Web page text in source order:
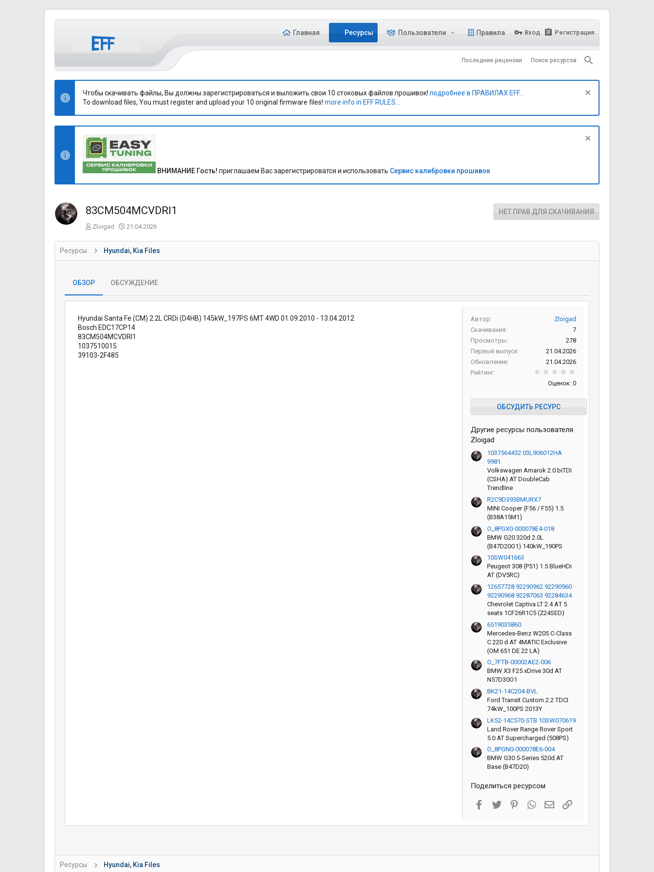
Главная Ресурсы Пользователи Правила Вход Регистрация
Последние рецензии Поиск ресурсов
Чтобы скачивать файлы, Вы должны зарегистрироваться и выложить свои 10 стоковых файлов прошивок! подробнее в ПРАВИЛАХ EFF...
To download files, You must register and upload your 10 original firmware files! more info in EFF RULES...
ВНИМАНИЕ Гость! приглашаем Вас зарегистрироватся и использовать Сервис калибровки прошивок
83CM504MCVDRI1 НЕТ ПРАВ ДЛЯ СКАЧИВАНИЯ
А
т
о
р
Zloigad
Д
т
а
с
з
д
а
я
21.04.2026
Ресурсы Hyundai, Kia Files
ОБЗОР ОБСУЖДЕНИЕ
Hyundai Santa Fe (CM) 2.2L CRDi (D4HB) 145kW_197PS 6MT 4WD 01.09.2010 - 13.04.2012
Bosch EDC17CP14
83CM504MCVDRI1
1037510015
39103-2F485
Автор
Zloigad
Скачивания
7
Просмотры
278
Первый выпуск
21.04.2026
Обновление
21.04.2026
Рейтинг
Оценок: 0
ОБСУДИТЬ РЕСУРС
Другие ресурсы пользователя
Zloigad
1037564432 03L906012HA
9981
Volkswagen Amarok 2.0 biTDI
(CSHA) AT DoubleCab
Trendline
R2C9D393BMURX7
MINI Cooper (F56 / F55) 1.5
(B38A15M1)
O_8PGX0-000078E4-018
BMW G20 320d 2.0L
(B47D20O1) 140kW_190PS
10SW041663
Peugeot 308 (P51) 1.5 BlueHDi
AT (DV5RC)
12657728 92290962 92290960
92290968 92287063 92284634
Chevrolet Captiva LT 2.4 АT 5
seats 1CF26R1С5 (Z24SED)
6519035860
Mercedes-Benz W205 C-Class
C 220 d AT 4MATIC Exclusive
(OM 651 DE 22 LA)
O_7FTB-00002AE2-006
BMW X3 F25 xDrive 30d AT
N57D30O1
BK21-14C204-BVL
Ford Transit Custom 2.2 TDCI
74kW_100PS 2013Y
LK52-14C570-STB 10SW070619
Land Rover Range Rover Sport
5.0 AT Supercharged (508PS)
O_8PGN0-000078E6-004
BMW G30 5-Series 520d AT
Base (B47D20)
Поделиться ресурсом
Facebook
Twitter PinterestWhatsAppЭлектронная почта
Ссылка
Ресурсы Hyundai, Kia Files